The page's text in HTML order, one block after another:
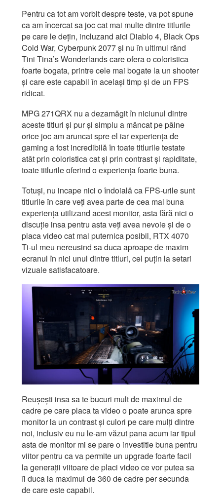
Pentru ca tot am vorbit despre teste, va pot spune
ca am încercat sa joc cat mai multe dintre titlurile
pe care le dețin, incluzand aici Diablo 4, Black Ops
Cold War, Cyberpunk 2077 și nu în ultimul rând
Tini Tina’s Wonderlands care ofera o coloristica
foarte bogata, printre cele mai bogate la un shooter
și care este capabil în același timp și de un FPS
ridicat.
MPG 271QRX nu a dezamăgit în niciunul dintre
aceste titluri și pur și simplu a mâncat pe pâine
orice joc am aruncat spre el iar experiența de
gaming a fost incredibilă în toate titlurile testate
atât prin coloristica cat și prin contrast și rapiditate,
toate titlurile oferind o experiența foarte buna.
Totuși, nu incape nici o îndoială ca FPS-urile sunt
titlurile în care veți avea parte de cea mai buna
experiența utilizand acest monitor, asta fără nici o
discuție insa pentru asta veți avea nevoie și de o
placa video cat mai puternica posibil, RTX 4070
Ti-ul meu nereusind sa duca aproape de maxim
ecranul în nici unul dintre titluri, cel puțin la setari
vizuale satisfacatoare.
Reușești insa sa te bucuri mult de maximul de
cadre pe care placa ta video o poate arunca spre
monitor la un contrast și culori pe care mulți dintre
noi, inclusiv eu nu le-am văzut pana acum iar tipul
asta de monitor mi se pare o investitie buna pentru
viitor pentru ca va permite un upgrade foarte facil
la generații viitoare de placi video ce vor putea sa
îl duca la maximul de 360 de cadre per secunda
de care este capabil.